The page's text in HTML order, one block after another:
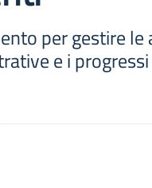
per gestire
e i